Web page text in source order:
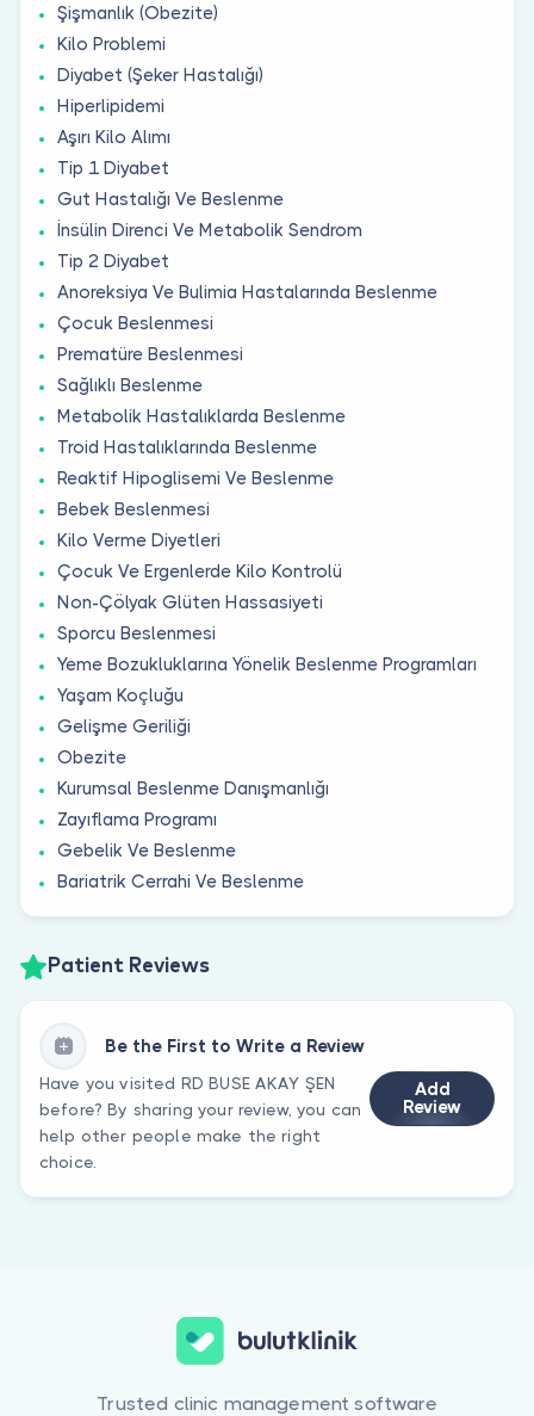
Şişmanlık (Obezite)
Kilo Problemi
Diyabet (Şeker Hastalığı)
Hiperlipidemi
Aşırı Kilo Alımı
Tip 1 Diyabet
Gut Hastalığı Ve Beslenme
İnsülin Direnci Ve Metabolik Sendrom
Tip 2 Diyabet
Anoreksiya Ve Bulimia Hastalarında Beslenme
Çocuk Beslenmesi
Prematüre Beslenmesi
Sağlıklı Beslenme
Metabolik Hastalıklarda Beslenme
Troid Hastalıklarında Beslenme
Reaktif Hipoglisemi Ve Beslenme
Bebek Beslenmesi
Kilo Verme Diyetleri
Çocuk Ve Ergenlerde Kilo Kontrolü
Non-Çölyak Glüten Hassasiyeti
Sporcu Beslenmesi
Yeme Bozukluklarına Yönelik Beslenme Programları
Yaşam Koçluğu
Gelişme Geriliği
Obezite
Kurumsal Beslenme Danışmanlığı
Zayıflama Programı
Gebelik Ve Beslenme
Bariatrik Cerrahi Ve Beslenme
Patient Reviews
Be the First to Write a Review
Have you visited RD BUSE AKAY ŞEN
before? By sharing your review, you can
help other people make the right
choice.
Add
Review
Trusted clinic management software